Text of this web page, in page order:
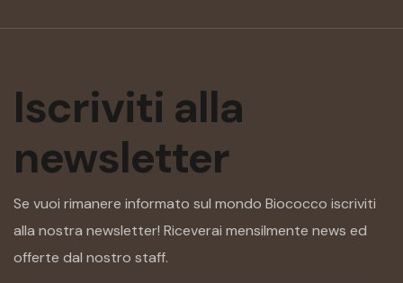
Iscriviti alla
newsletter
Se vuoi rimanere informato sul mondo Biococco iscriviti
alla nostra newsletter! Riceverai mensilmente news ed
offerte dal nostro staff.